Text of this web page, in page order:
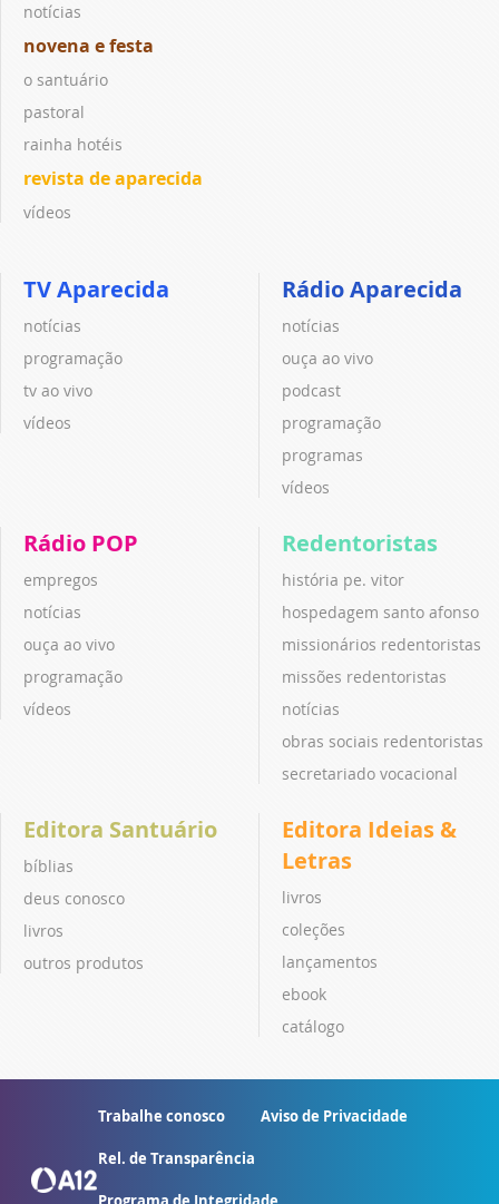
notícias
novena e festa
o santuário
pastoral
rainha hotéis
revista de aparecida
vídeos
TV Aparecida
notícias
programação
tv ao vivo
vídeos
Rádio Aparecida
notícias
ouça ao vivo
podcast
programação
programas
vídeos
Rádio POP
empregos
notícias
ouça ao vivo
programação
vídeos
Redentoristas
história pe. vitor
hospedagem santo afonso
missionários redentoristas
missões redentoristas
notícias
obras sociais redentoristas
secretariado vocacional
Editora Santuário
bíblias
deus conosco
livros
outros produtos
Editora Ideias &
Letras
livros
coleções
lançamentos
ebook
catálogo
Trabalhe conosco Aviso de Privacidade
Rel. de Transparência